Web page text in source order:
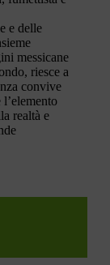
e delle
messicane
riesce a
convive
realtà e